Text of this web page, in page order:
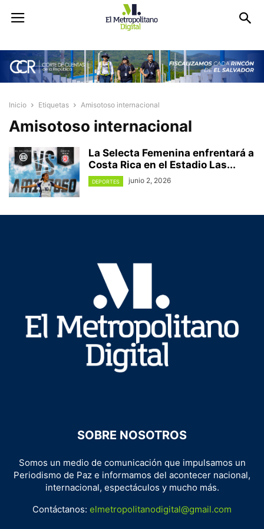
Inicio Etiquetas Amisotoso internacional
Amisotoso internacional
La Selecta Femenina enfrentará a
Costa Rica en el Estadio Las...
DEPORTES junio 2, 2026
SOBRE NOSOTROS
Somos un medio de comunicación que impulsamos un
Periodismo de Paz e informamos del acontecer nacional,
internacional, espectáculos y mucho más.
Contáctanos: elmetropolitanodigital@gmail.com